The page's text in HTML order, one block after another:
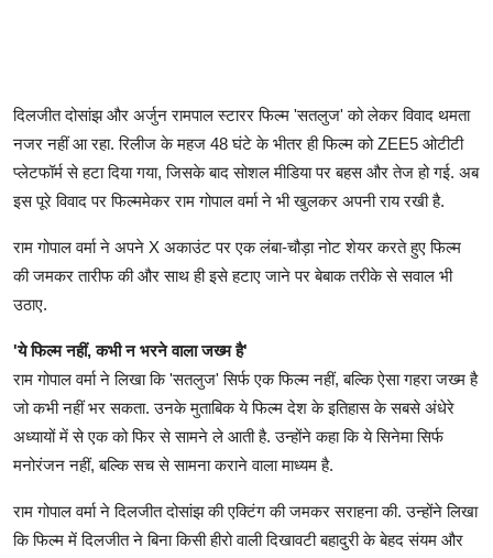
दिलजीत दोसांझ और अर्जुन रामपाल स्टारर फिल्म 'सतलुज' को लेकर विवाद थमता
नजर नहीं आ रहा. रिलीज के महज 48 घंटे के भीतर ही फिल्म को ZEE5 ओटीटी
प्लेटफॉर्म से हटा दिया गया, जिसके बाद सोशल मीडिया पर बहस और तेज हो गई. अब
इस पूरे विवाद पर फिल्ममेकर राम गोपाल वर्मा ने भी खुलकर अपनी राय रखी है.
राम गोपाल वर्मा ने अपने X अकाउंट पर एक लंबा-चौड़ा नोट शेयर करते हुए फिल्म
की जमकर तारीफ की और साथ ही इसे हटाए जाने पर बेबाक तरीके से सवाल भी
उठाए.
'ये फिल्म नहीं, कभी न भरने वाला जख्म है'
राम गोपाल वर्मा ने लिखा कि 'सतलुज' सिर्फ एक फिल्म नहीं, बल्कि ऐसा गहरा जख्म है
जो कभी नहीं भर सकता. उनके मुताबिक ये फिल्म देश के इतिहास के सबसे अंधेरे
अध्यायों में से एक को फिर से सामने ले आती है. उन्होंने कहा कि ये सिनेमा सिर्फ
मनोरंजन नहीं, बल्कि सच से सामना कराने वाला माध्यम है.
राम गोपाल वर्मा ने दिलजीत दोसांझ की एक्टिंग की जमकर सराहना की. उन्होंने लिखा
कि फिल्म में दिलजीत ने बिना किसी हीरो वाली दिखावटी बहादुरी के बेहद संयम और